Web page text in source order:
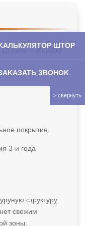
(ш/в) – 400/800
покрытие
3-и года
структуру.
свежим
зоны.
ШТОР
ЗBOHOK